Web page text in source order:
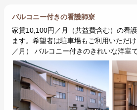
バルコニー付きの看護師寮
家賃10,100円／月（共益費含む）の看
ます。希望者は駐車場もご利用いただ
／月） バルコニー付きのきれいな洋室